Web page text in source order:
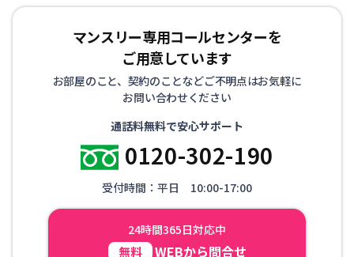
マンスリー専用コールセンターを
ご用意しています
お部屋のこと、契約のことなどご不明点はお気軽に
お問い合わせください
通話料無料で安心サポート
0120-302-190
受付時間：平日 10:00-17:00
24時間365日対応中
無料 WEBから問合せ